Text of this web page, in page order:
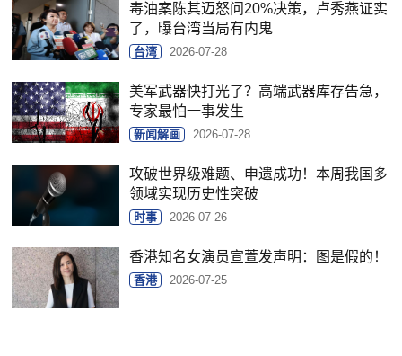
毒油案陈其迈怒问20%决策，卢秀燕证实
了，曝台湾当局有内鬼
台湾 2026-07-28
美军武器快打光了？高端武器库存告急，
专家最怕一事发生
新闻解画 2026-07-28
攻破世界级难题、申遗成功！本周我国多
领域实现历史性突破
时事 2026-07-26
香港知名女演员宣萱发声明：图是假的！
香港 2026-07-25